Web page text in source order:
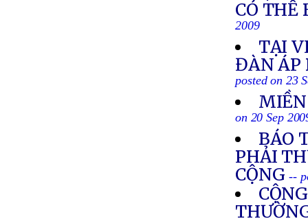
CÓ
2009
TẠI
ĐÀN ÁP
posted on 23
MIỀN
on 20 Sep
BÁO
PHẢI
CỘNG --